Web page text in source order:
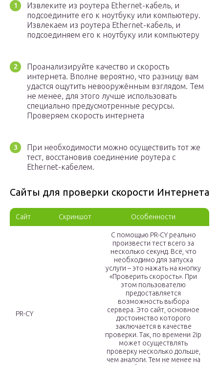
Извлеките из роутера Ethernet-кабель, и
подсоедините его к ноутбуку или компьютеру.
Извлекаем из роутера Ethernet-кабель, и
подсоединяем его к ноутбуку или компьютеру
Проанализируйте качество и скорость
интернета. Вполне вероятно, что разницу вам
удастся ощутить невооружённым взглядом. Тем
не менее, для этого лучше использовать
специально предусмотренные ресурсы.
Проверяем скорость интернета
При необходимости можно осуществить тот же
тест, восстановив соединение роутера с
Ethernet-кабелем.
Сайты для проверки скорости Интернета
Сайт Скриншот Особенности
PR-CY
С помощью PR-CY реально
произвести тест всего за
несколько секунд. Всё, что
необходимо для запуска
услуги – это нажать на кнопку
«Проверить скорость». При
этом пользователю
предоставляется
возможность выбора
сервера. Это сайт, основное
достоинство которого
заключается в качестве
проверки. Так, по времени 2ip
может осуществлять
проверку несколько дольше,
чем аналоги. Тем не менее на